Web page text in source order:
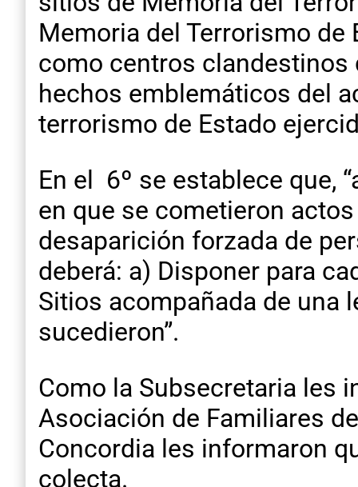
Memoria del Terrorismo de
como centros clandestinos
hechos emblemáticos del
terrorismo de Estado
En el 6º se establece que,
en que se cometieron
desaparición forzada de
deberá: a) Disponer para
Sitios acompañada de una
sucedieron”.
Como la Subsecretaria les
Asociación de Familiares
Concordia les informaron
colecta.